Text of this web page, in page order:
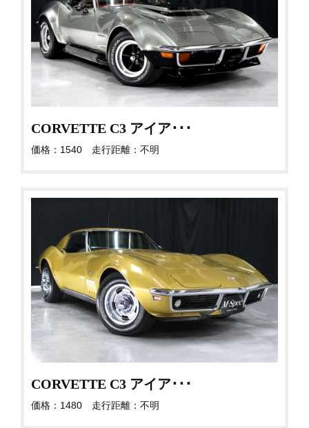
CORVETTE C3 アイア･･･
価格：1540 走行距離：不明
CORVETTE C3 アイア･･･
価格：1480 走行距離：不明